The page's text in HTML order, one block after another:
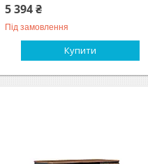
5 394 ₴
Під замовлення
Купити